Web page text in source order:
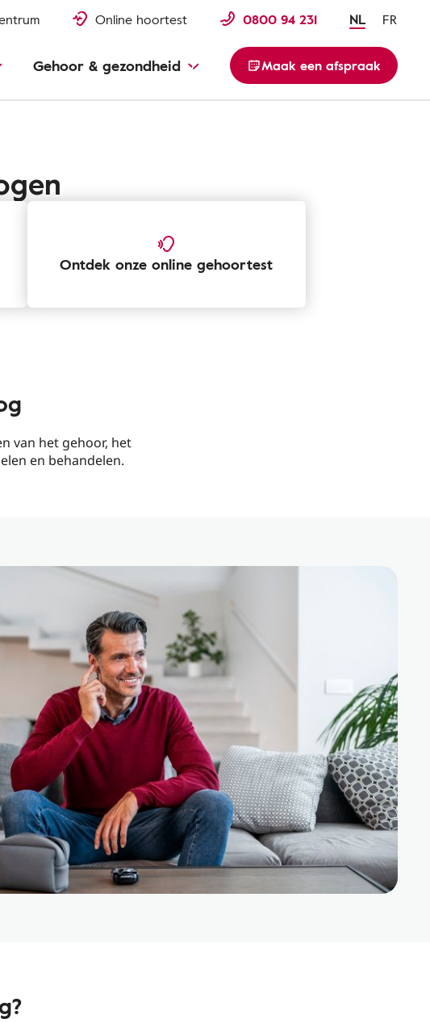
Online hoortest 0800 94 231 NL FR
Gehoor & gezondheid Maak een afspraak
Ontdek onze online gehoortest
van het gehoor, het
en behandelen.